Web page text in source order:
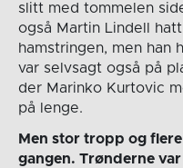
slitt med tommelen
også Martin Lindell
hamstringen, men han
var selvsagt også på
der Marinko Kurtovic
på lenge.
Men stor tropp og
gangen. Trønderne